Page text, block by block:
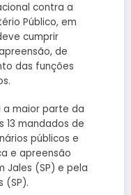
contra a
Público, em
cumprir
de
das funções
a maior parte da
13 mandados de
públicos e
e apreensão
Jales (SP) e pela
(SP).